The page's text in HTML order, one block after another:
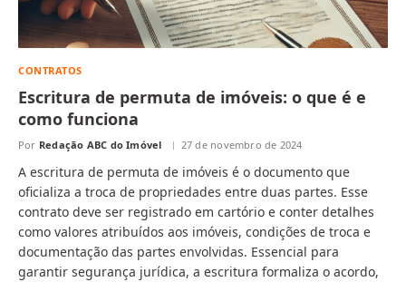
CONTRATOS
Escritura de permuta de imóveis: o que é e
como funciona
Por Redação ABC do Imóvel 27 de novembro de 2024
A escritura de permuta de imóveis é o documento que
oficializa a troca de propriedades entre duas partes. Esse
contrato deve ser registrado em cartório e conter detalhes
como valores atribuídos aos imóveis, condições de troca e
documentação das partes envolvidas. Essencial para
garantir segurança jurídica, a escritura formaliza o acordo,